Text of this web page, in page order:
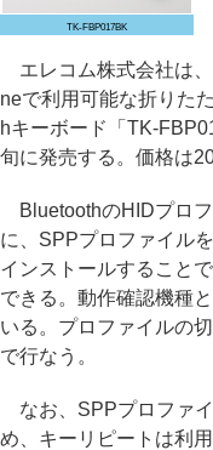
TK-FBP017BK
エレコム株式会社は
neで利用可能な折りた
hキーボード「TK-
旬に発売する。価格は
BluetoothのHIDプロ
に、SPPプロファイル
インストールすること
できる。動作確認機種
いる。プロファイルの
で行なう。
なお、SPPプロファ
め、キーリピートは利